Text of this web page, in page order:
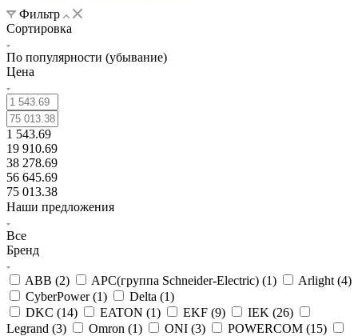
Фильтр
Сортировка
По популярности (убывание)
Цена
1 543.69
19 910.69
38 278.69
56 645.69
75 013.38
Наши предложения
Все
Бренд
ABB (2) APC(группа Schneider-Electric) (1) Arlight (4)
CyberPower (1) Delta (1)
DKC (14) EATON (1) EKF (9) IEK (26)
Legrand (3) Omron (1) ONI (3) POWERCOM (15)